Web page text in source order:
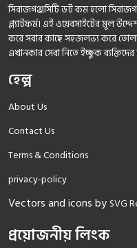
সিরাজগঞ্জসিটি ডট কম হলো
প্ল্যাটফর্ম। এই ওয়েবসাইটের মূল
করে সবার কাছে সহজলভ্য করে
এখানকার সেবা নিতে ইচ্ছুক
হেল্প
About Us
Contact Us
Terms & Conditions
privacy-policy
Vectors and icons by SVG
প্রয়োজনীয় লিংক